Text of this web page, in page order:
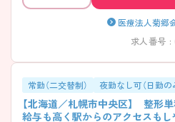
医療法人菊
求人番号 :
常勤（二交替制） 夜勤なし可（日勤の
【北海道／札幌市中央区】 整形
給与も高く駅からのアクセスも